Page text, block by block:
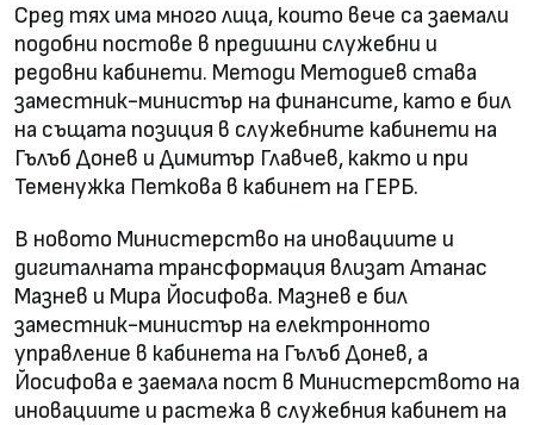
Сред тях има много лица, които вече са заемали
подобни постове в предишни служебни и
редовни кабинети. Методи Методиев става
заместник-министър на финансите, като е бил
на същата позиция в служебните кабинети на
Гълъб Донев и Димитър Главчев, както и при
Теменужка Петкова в кабинет на ГЕРБ.
В новото Министерство на иновациите и
дигиталната трансформация влизат Атанас
Мазнев и Мира Йосифова. Мазнев е бил
заместник-министър на електронното
управление в кабинета на Гълъб Донев, а
Йосифова е заемала пост в Министерството на
иновациите и растежа в служебния кабинет на